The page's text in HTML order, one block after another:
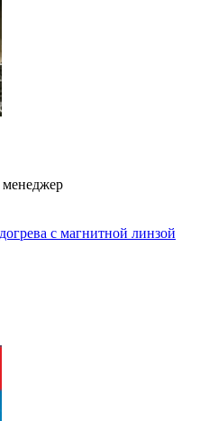
менеджер
с магнитной линзой